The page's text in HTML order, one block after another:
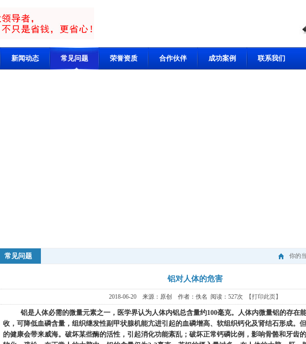
新闻动态 常见问题 荣誉资质 合作伙伴 成功案例 联系我们
常见问题 你的
铝对人体的危害
2018-06-20 来源：原创 作者：佚名 阅读： 527次 【打印此页】
铝是人体必需的微量元素之一，医学界认为人体内铝总含量约100毫克。人体内微量铝的存在
收，可降低血磷含量，组织继发性副甲状腺机能亢进引起的血磷增高、软组织钙化及肾结石形成。
的健康会带来威海。破坏某些酶的活性，引起消化功能紊乱；破坏正常钙磷比例，影响骨骼和牙齿